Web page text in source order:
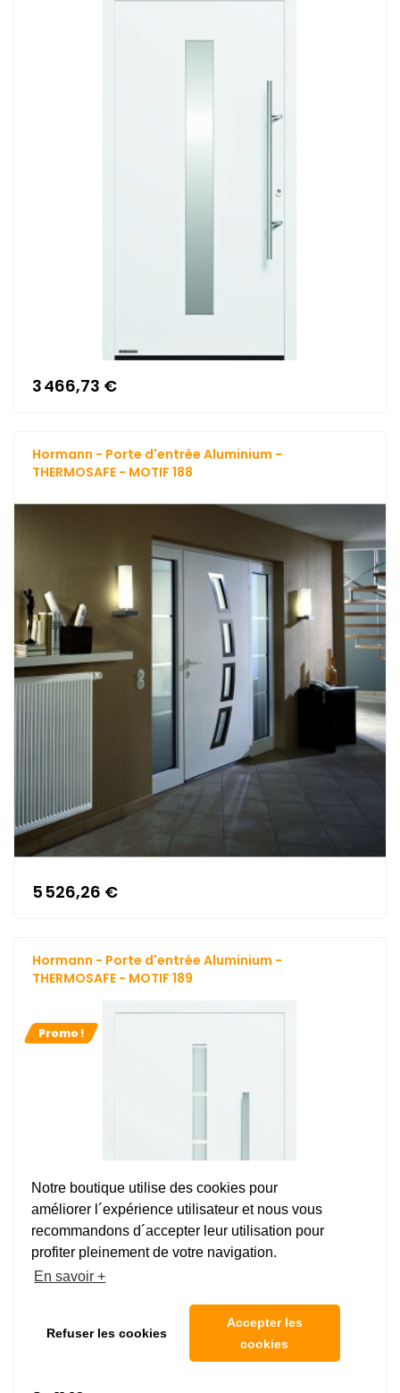
Notre boutique utilise des cookies pour
améliorer l´expérience utilisateur et nous vous
recommandons d´accepter leur utilisation pour
profiter pleinement de votre navigation.
En savoir +
Refuser les cookies
Accepter les
cookies
3 466,73 €
Hormann - Porte d'entrée Aluminium -
THERMOSAFE - MOTIF 188
5 526,26 €
Hormann - Porte d'entrée Aluminium -
THERMOSAFE - MOTIF 189
Promo !